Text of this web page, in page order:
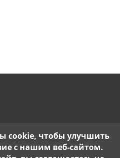
cookie, чтобы улучшить
с нашим веб-сайтом.